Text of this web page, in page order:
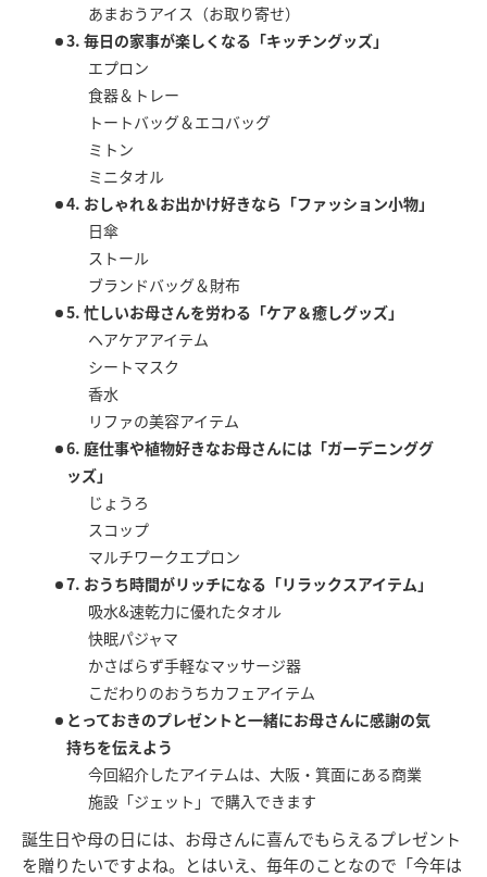
あまおうアイス（お取り寄せ）
3. 毎日の家事が楽しくなる「キッチングッズ」
エプロン
食器＆トレー
トートバッグ＆エコバッグ
ミトン
ミニタオル
4. おしゃれ＆お出かけ好きなら「ファッション小物」
日傘
ストール
ブランドバッグ＆財布
5. 忙しいお母さんを労わる「ケア＆癒しグッズ」
ヘアケアアイテム
シートマスク
香水
リファの美容アイテム
6. 庭仕事や植物好きなお母さんには「ガーデニンググ
ッズ」
じょうろ
スコップ
マルチワークエプロン
7. おうち時間がリッチになる「リラックスアイテム」
吸水&速乾力に優れたタオル
快眠パジャマ
かさばらず手軽なマッサージ器
こだわりのおうちカフェアイテム
とっておきのプレゼントと一緒にお母さんに感謝の気
持ちを伝えよう
今回紹介したアイテムは、大阪・箕面にある商業
施設「ジェット」で購入できます
誕生日や母の日には、お母さんに喜んでもらえるプレゼント
を贈りたいですよね。とはいえ、毎年のことなので「今年は